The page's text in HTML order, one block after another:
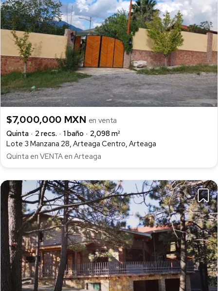
$7,000,000 MXN en venta
Quinta
2 recs. 1 baño
2,098 m²
Lote 3 Manzana 28, Arteaga Centro, Arteaga
Quinta en VENTA en Arteaga